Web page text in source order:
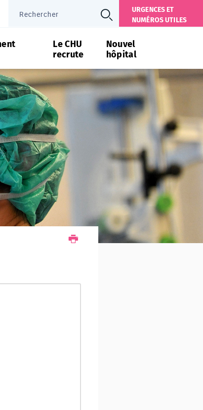
URGENCES ET
NUMÉROS UTILES
Le CHU
recrute
Nouvel
hôpital